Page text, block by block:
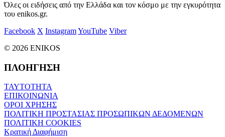
Όλες οι ειδήσεις από την Ελλάδα και τον κόσμο με την εγκυρότητα
του enikos.gr.
Facebook X InstagramYouTube Viber
© 2026 ENIKOS
ΠΛΟΗΓΗΣΗ
ΤΑΥΤΟΤΗΤΑ
ΕΠΙΚΟΙΝΩΝΙΑ
ΟΡΟΙ ΧΡΗΣΗΣ
ΠΟΛΙΤΙΚΗ ΠΡΟΣΤΑΣΙΑΣ ΠΡΟΣΩΠΙΚΩΝ ΔΕΔΟΜΕΝΩΝ
ΠΟΛΙΤΙΚΗ COOKIES
Κρατική Διαφήμιση